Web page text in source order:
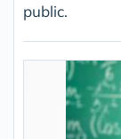
public.